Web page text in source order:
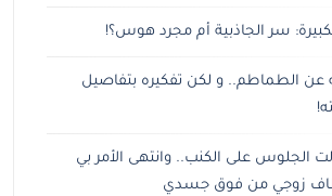
سر الجاذبية أم مجرد هوس؟!
عن الطماطم.. و لكن تفكيره بتفاصيل
الجلوس على الكنب.. وانتهى الأمر بي
زوجي من فوق جسدي